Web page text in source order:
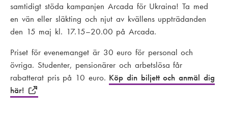
samtidigt stöda kampanjen Arcada för Ukraina! Ta med
en vän eller släkting och njut av kvällens uppträdanden
den 15 maj kl. 17.15–20.00 på Arcada.
Priset för evenemanget är 30 euro för personal och
övriga. Studenter, pensionärer och arbetslösa får
rabatterat pris på 10 euro. Köp din biljett och anmäl dig
här!